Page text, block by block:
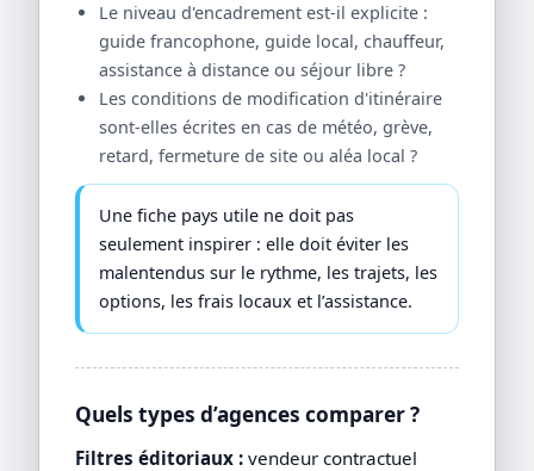
Le niveau d'encadrement est-il explicite :
guide francophone, guide local, chauffeur,
assistance à distance ou séjour libre ?
Les conditions de modification d'itinéraire
sont-elles écrites en cas de météo, grève,
retard, fermeture de site ou aléa local ?
Une fiche pays utile ne doit pas
seulement inspirer : elle doit éviter les
malentendus sur le rythme, les trajets, les
options, les frais locaux et l’assistance.
Quels types d’agences comparer ?
Filtres éditoriaux : vendeur contractuel